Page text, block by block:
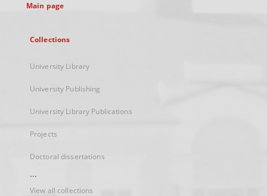
Main page
Collections
University Library
University Publishing
University Library Publications
Projects
Doctoral dissertations
...
View all collections